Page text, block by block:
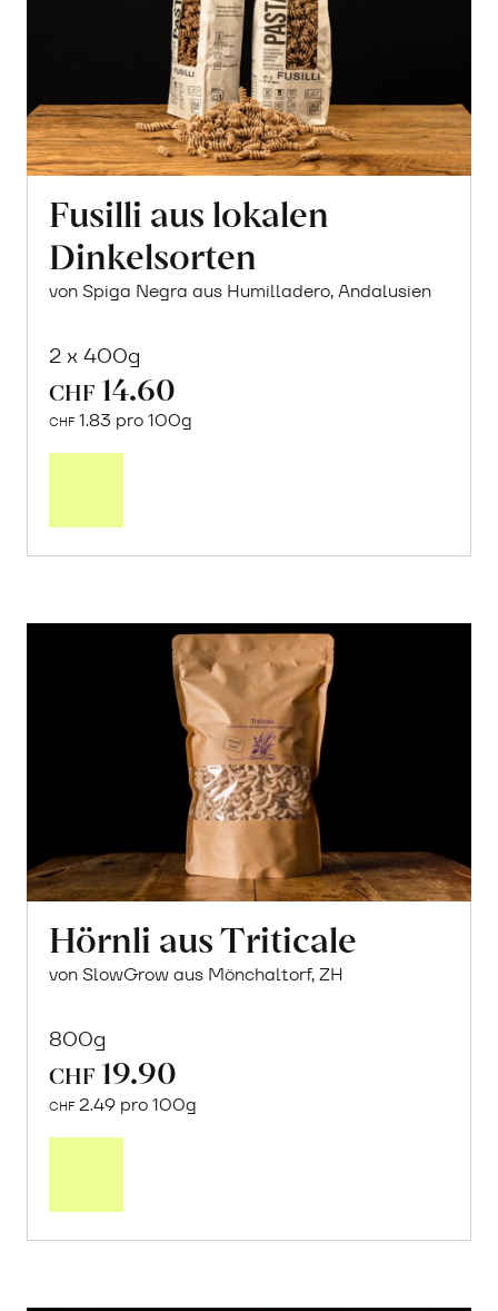
Fusilli aus lokalen
Dinkelsorten
von Spiga Negra aus Humilladero, Andalusien
2 x 400g
CHF 14.60
CHF 1.83 pro 100g
Hörnli aus Triticale
von SlowGrow aus Mönchaltorf, ZH
800g
CHF 19.90
CHF 2.49 pro 100g